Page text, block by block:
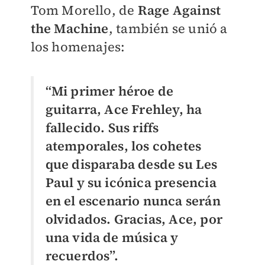
Tom Morello, de Rage Against
the Machine, también se unió a
los homenajes:
“Mi primer héroe de
guitarra, Ace Frehley, ha
fallecido. Sus riffs
atemporales, los cohetes
que disparaba desde su Les
Paul y su icónica presencia
en el escenario nunca serán
olvidados. Gracias, Ace, por
una vida de música y
recuerdos”.